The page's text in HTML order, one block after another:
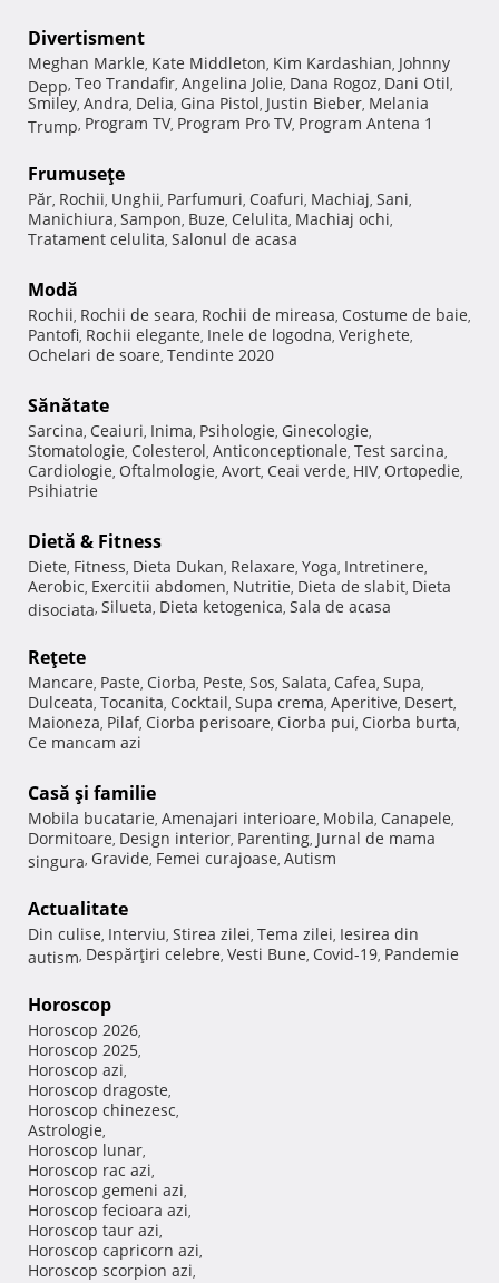
Divertisment
Meghan Markle, Kate Middleton, Kim Kardashian, Johnny
Depp, Teo Trandafir, Angelina Jolie, Dana Rogoz, Dani Otil,
Smiley, Andra, Delia, Gina Pistol, Justin Bieber, Melania
Trump, Program TV, Program Pro TV, Program Antena 1
Frumuseţe
Păr, Rochii, Unghii, Parfumuri, Coafuri, Machiaj, Sani,
Manichiura, Sampon, Buze, Celulita, Machiaj ochi,
Tratament celulita, Salonul de acasa
Modă
Rochii, Rochii de seara, Rochii de mireasa, Costume de baie,
Pantofi, Rochii elegante, Inele de logodna, Verighete,
Ochelari de soare, Tendinte 2020
Sănătate
Sarcina, Ceaiuri, Inima, Psihologie, Ginecologie,
Stomatologie, Colesterol, Anticonceptionale, Test sarcina,
Cardiologie, Oftalmologie, Avort, Ceai verde, HIV, Ortopedie,
Psihiatrie
Dietă & Fitness
Diete, Fitness, Dieta Dukan, Relaxare, Yoga, Intretinere,
Aerobic, Exercitii abdomen, Nutritie, Dieta de slabit, Dieta
disociata, Silueta, Dieta ketogenica, Sala de acasa
Reţete
Mancare, Paste, Ciorba, Peste, Sos, Salata, Cafea, Supa,
Dulceata, Tocanita, Cocktail, Supa crema, Aperitive, Desert,
Maioneza, Pilaf, Ciorba perisoare, Ciorba pui, Ciorba burta,
Ce mancam azi
Casă şi familie
Mobila bucatarie, Amenajari interioare, Mobila, Canapele,
Dormitoare, Design interior, Parenting, Jurnal de mama
singura, Gravide, Femei curajoase, Autism
Actualitate
Din culise, Interviu, Stirea zilei, Tema zilei, Iesirea din
autism, Despărţiri celebre, Vesti Bune, Covid-19, Pandemie
Horoscop
Horoscop 2026,
Horoscop 2025,
Horoscop azi,
Horoscop dragoste,
Horoscop chinezesc,
Astrologie,
Horoscop lunar,
Horoscop rac azi,
Horoscop gemeni azi,
Horoscop fecioara azi,
Horoscop taur azi,
Horoscop capricorn azi,
Horoscop scorpion azi,